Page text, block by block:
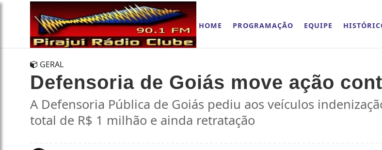
HOME PROGRAMAÇÃO EQUIPE
GERAL
Defensoria de Goiás move ação
A Defensoria Pública de Goiás pediu aos veículos
total de R$ 1 milhão e ainda retratação